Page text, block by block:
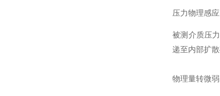
压力物理感
被测介质压
递至内部扩
物理量转微